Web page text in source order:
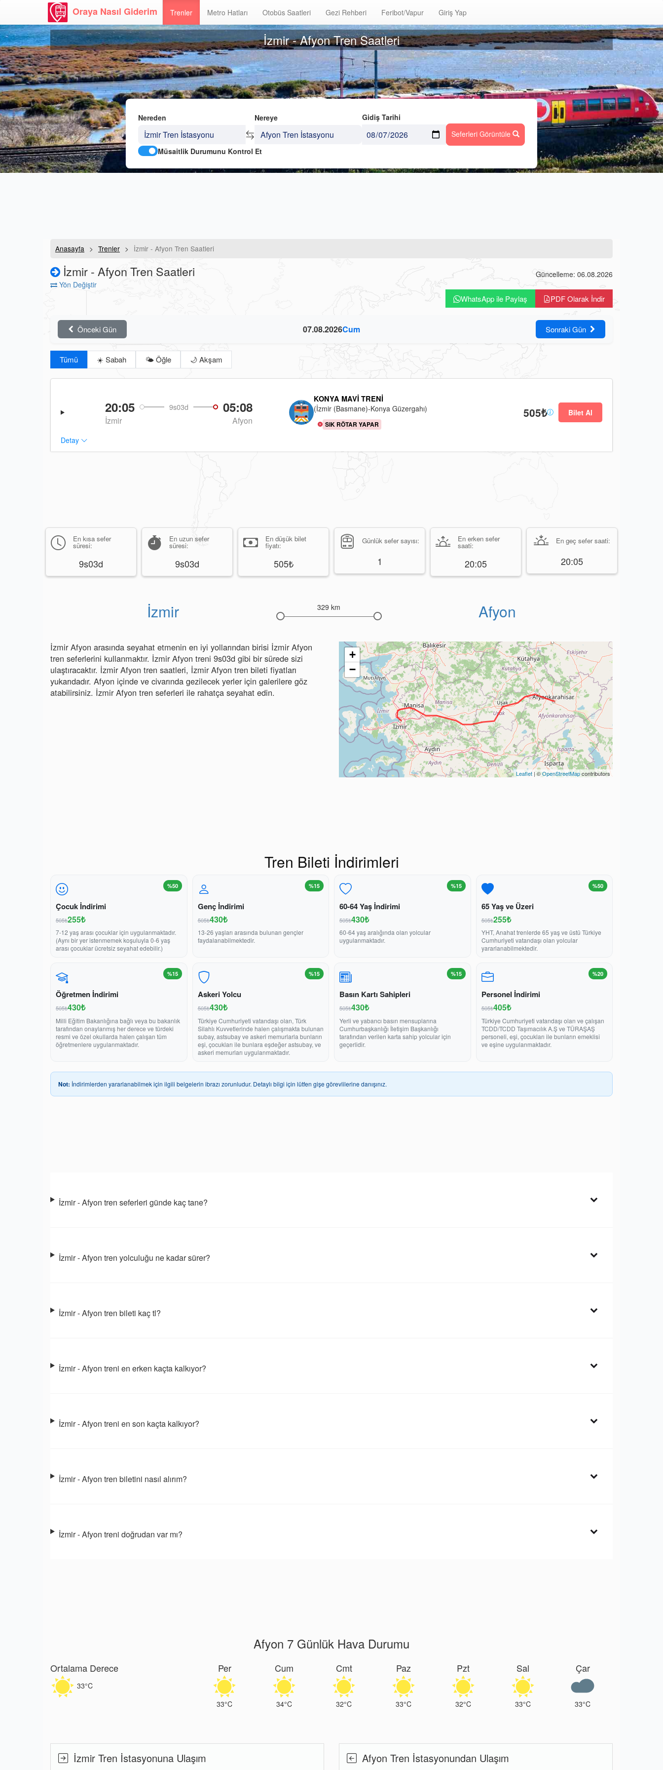
Oraya Nasıl Giderim Trenler Metro Hatları Otobüs Saatleri Gezi Rehberi Feribot/Vapur Giriş Yap
İzmir - Afyon Tren Saatleri
Nereden Nereye
Gidiş Tarihi
Seferleri Görüntüle
Müsaitlik Durumunu Kontrol Et
Anasayfa Trenler İzmir - Afyon Tren Saatleri
İzmir - Afyon Tren Saatleri
Yön Değiştir
Güncelleme: 06.08.2026
WhatsApp ile Paylaş PDF Olarak İndir
Önceki Gün 07.08.2026Cum Sonraki Gün
Tümü ☀️ Sabah 🌤️ Öğle 🌙 Akşam
20:05 9s03d 05:08
İzmir Afyon
KONYA MAVI TRENI
(İzmir (Basmane)-Konya Güzergahı)
SIK RÖTAR YAPAR
505₺ Bilet Al
Detay
En kısa sefer
süresi:
9s03d
En uzun sefer
süresi:
9s03d
En düşük bilet
fiyatı:
505₺
Günlük sefer sayısı:
1
En erken sefer
saati:
20:05
En geç sefer saati:
20:05
İzmir 329 km Afyon
İzmir Afyon arasında seyahat etmenin en iyi yollarından birisi İzmir Afyon
tren seferlerini kullanmaktır. İzmir Afyon treni 9s03d gibi bir sürede sizi
ulaştıracaktır. İzmir Afyon tren saatleri, İzmir Afyon tren bileti fiyatları
yukarıdadır. Afyon içinde ve civarında gezilecek yerler için galerilere göz
atabilirsiniz. İzmir Afyon tren seferleri ile rahatça seyahat edin.
+
−
Leaflet| ©OpenStreetMapcontributors
Tren Bileti İndirimleri
%50
Çocuk İndirimi
505₺255₺
7-12 yaş arası çocuklar için uygulanmaktadır.
(Aynı bir yer istenmemek koşuluyla 0-6 yaş
arası çocuklar ücretsiz seyahat edebilir.)
%15
Genç İndirimi
505₺430₺
13-26 yaşları arasında bulunan gençler
faydalanabilmektedir.
%15
60-64 Yaş İndirimi
505₺430₺
60-64 yaş aralığında olan yolcular
uygulanmaktadır.
%50
65 Yaş ve Üzeri
505₺255₺
YHT, Anahat trenlerde 65 yaş ve üstü Türkiye
Cumhuriyeti vatandaşı olan yolcular
yararlanabilmektedir.
%15
Öğretmen İndirimi
505₺430₺
Milli Eğitim Bakanlığına bağlı veya bu bakanlık
tarafından onaylanmış her derece ve türdeki
resmi ve özel okullarda halen çalışan tüm
öğretmenlere uygulanmaktadır.
%15
Askeri Yolcu
505₺430₺
Türkiye Cumhuriyeti vatandaşı olan, Türk
Silahlı Kuvvetlerinde halen çalışmakta bulunan
subay, astsubay ve askeri memurlarla bunların
eşi, çocukları ile bunlara eşdeğer astsubay, ve
askeri memurları uygulanmaktadır.
%15
Basın Kartı Sahipleri
505₺430₺
Yerli ve yabancı basın mensuplarına
Cumhurbaşkanlığı İletişim Başkanlığı
tarafından verilen karta sahip yolcular için
geçerlidir.
%20
Personel İndirimi
505₺405₺
Türkiye Cumhuriyeti vatandaşı olan ve çalışan
TCDD/TCDD Taşımacılık A.Ş ve TÜRAŞAŞ
personeli, eşi, çocukları ile bunların emeklisî
ve eşine uygulanmaktadır.
Not: İndirimlerden yararlanabilmek için ilgili belgelerin ibrazı zorunludur. Detaylı bilgi için lütfen gişe görevlilerine danışınız.
İzmir - Afyon tren seferleri günde kaç tane?
İzmir - Afyon tren yolculuğu ne kadar sürer?
İzmir - Afyon tren bileti kaç tl?
İzmir - Afyon treni en erken kaçta kalkıyor?
İzmir - Afyon treni en son kaçta kalkıyor?
İzmir - Afyon tren biletini nasıl alırım?
İzmir - Afyon treni doğrudan var mı?
Afyon 7 Günlük Hava Durumu
Ortalama Derece
33°C
Per
33°C
Cum
34°C
Cmt
32°C
Paz
33°C
Pzt
32°C
Sal
33°C
Çar
33°C
İzmir Tren İstasyonuna Ulaşım Afyon Tren İstasyonundan Ulaşım